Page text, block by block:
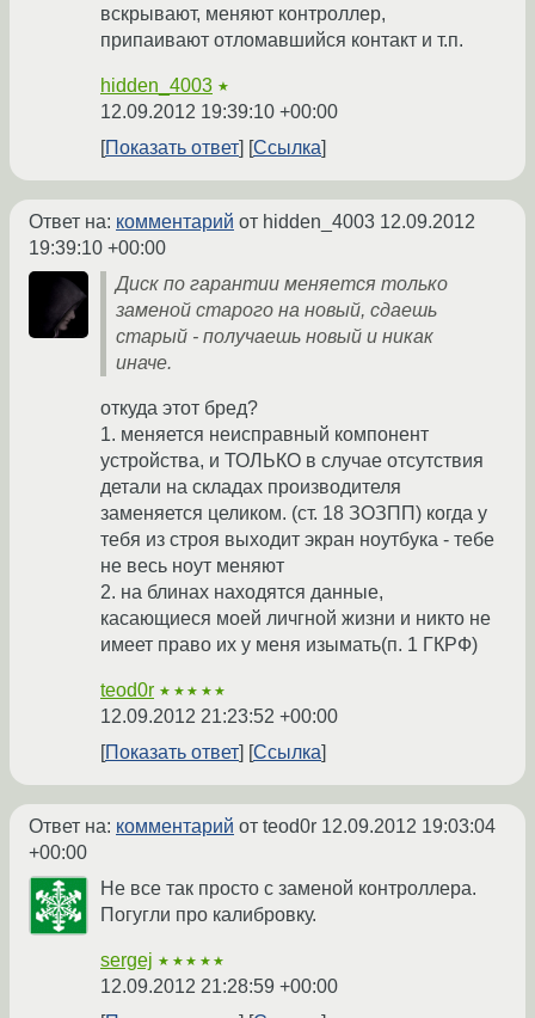
вскрывают, меняют контроллер,
припаивают отломавшийся контакт и т.п.
hidden_4003 ★
12.09.2012 19:39:10 +00:00
Показать ответ
Ссылка
Ответ на: комментарий от hidden_4003 12.09.2012
19:39:10 +00:00
Диск по гарантии меняется только
заменой старого на новый, сдаешь
старый - получаешь новый и никак
иначе.
откуда этот бред?
1. меняется неисправный компонент
устройства, и ТОЛЬКО в случае отсутствия
детали на складах производителя
заменяется целиком. (ст. 18 ЗОЗПП) когда у
тебя из строя выходит экран ноутбука - тебе
не весь ноут меняют
2. на блинах находятся данные,
касающиеся моей личгной жизни и никто не
имеет право их у меня изымать(п. 1 ГКРФ)
teod0r ★★★★★
12.09.2012 21:23:52 +00:00
Показать ответ
Ссылка
Ответ на: комментарий от teod0r 12.09.2012 19:03:04
+00:00
Не все так просто с заменой контроллера.
Погугли про калибровку.
sergej ★★★★★
12.09.2012 21:28:59 +00:00